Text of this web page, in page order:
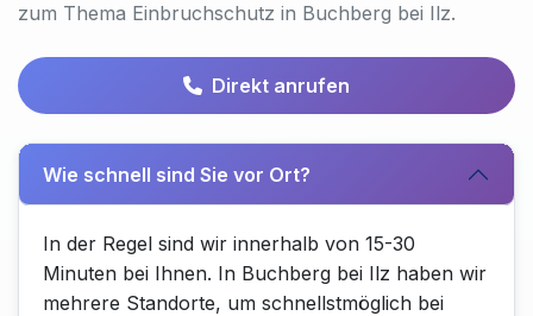
zum Thema Einbruchschutz in Buchberg bei Ilz.
Direkt anrufen
Wie schnell sind Sie vor Ort?
In der Regel sind wir innerhalb von 15-30
Minuten bei Ihnen. In Buchberg bei Ilz haben wir
mehrere Standorte, um schnellstmöglich bei